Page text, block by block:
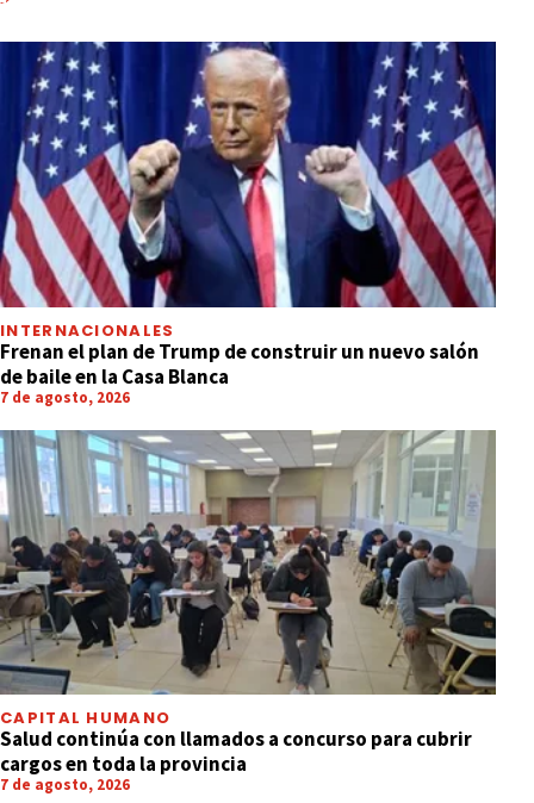
INTERNACIONALES
Frenan el plan de Trump de construir un nuevo salón
de baile en la Casa Blanca
7 de agosto, 2026
CAPITAL HUMANO
Salud continúa con llamados a concurso para cubrir
cargos en toda la provincia
7 de agosto, 2026